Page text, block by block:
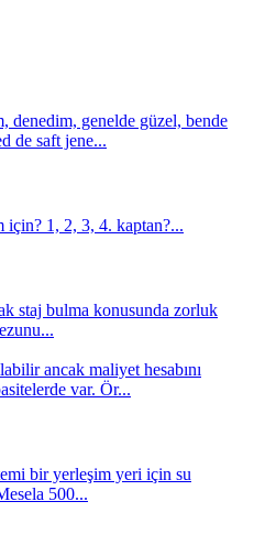
denedim, genelde güzel, bende
de saft jene...
için? 1, 2, 3, 4. kaptan?...
staj bulma konusunda zorluk
ancak maliyet hesabını
var. Ör...
bir yerleşim yeri için su
500...